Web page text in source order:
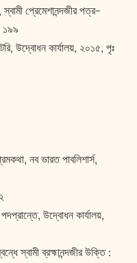
প্রেমেশানন্দজীর পত্র-
১৯৯
উদ্বোধন কার্যালয়, ২০১৫, পৃঃ
নব ভারত পাবলিশার্স,
পদপ্রান্তে, উদ্বোধন কার্যালয়,
স্বামী ব্রহ্মানন্দজীর উক্তি :